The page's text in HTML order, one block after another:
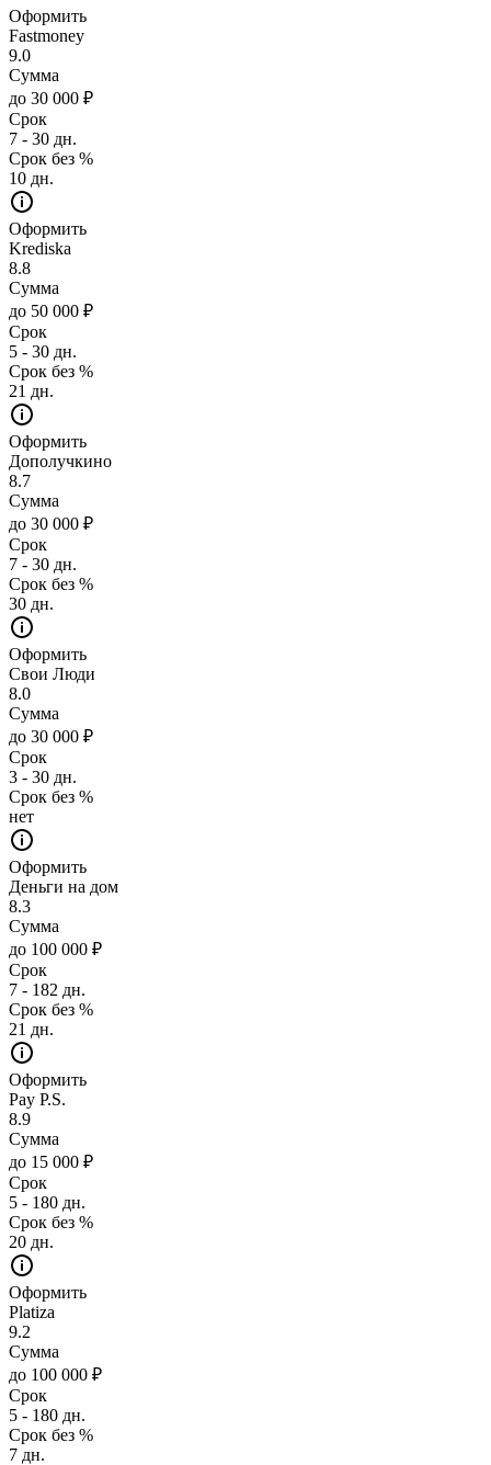
Оформить
Fastmoney
9.0
Сумма
до 30 000 ₽
Срок
7 - 30 дн.
Срок без %
10 дн.
Оформить
Krediska
8.8
Сумма
до 50 000 ₽
Срок
5 - 30 дн.
Срок без %
21 дн.
Оформить
Дополучкино
8.7
Сумма
до 30 000 ₽
Срок
7 - 30 дн.
Срок без %
30 дн.
Оформить
Свои Люди
8.0
Сумма
до 30 000 ₽
Срок
3 - 30 дн.
Срок без %
нет
Оформить
Деньги на дом
8.3
Сумма
до 100 000 ₽
Срок
7 - 182 дн.
Срок без %
21 дн.
Оформить
Pay P.S.
8.9
Сумма
до 15 000 ₽
Срок
5 - 180 дн.
Срок без %
20 дн.
Оформить
Platiza
9.2
Сумма
до 100 000 ₽
Срок
5 - 180 дн.
Срок без %
7 дн.